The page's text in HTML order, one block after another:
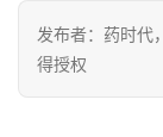
发布者：药时
得授权